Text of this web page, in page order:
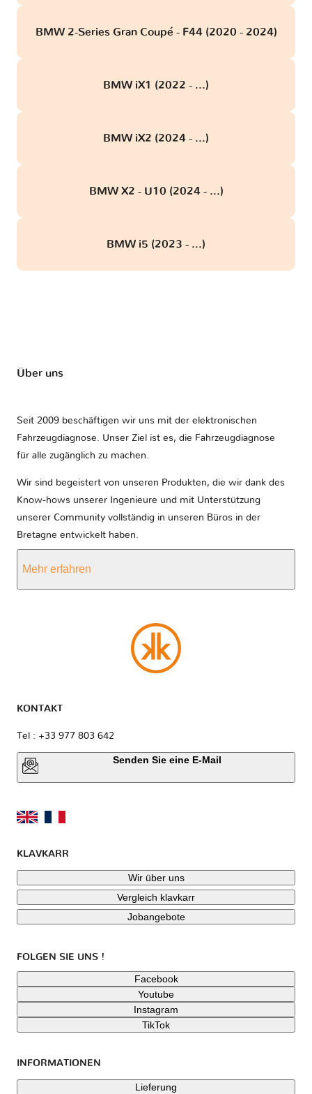
BMW 2-Series Gran Coupé - F44 (2020 - 2024)
BMW iX1 (2022 - ...)
BMW iX2 (2024 - ...)
BMW X2 - U10 (2024 - ...)
BMW i5 (2023 - ...)
Über uns
Seit 2009 beschäftigen wir uns mit der elektronischen
Fahrzeugdiagnose. Unser Ziel ist es, die Fahrzeugdiagnose
für alle zugänglich zu machen.
Wir sind begeistert von unseren Produkten, die wir dank des
Know-hows unserer Ingenieure und mit Unterstützung
unserer Community vollständig in unseren Büros in der
Bretagne entwickelt haben.
Mehr erfahren
KONTAKT
Tel : +33 977 803 642
Senden Sie eine E-Mail
KLAVKARR
Wir über uns
Vergleich klavkarr
Jobangebote
FOLGEN SIE UNS !
Facebook
Youtube
Instagram
TikTok
INFORMATIONEN
Lieferung